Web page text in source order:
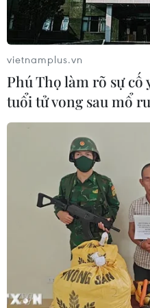
đến sản phẩm giảm cân
tiêm
06/08/2026 07:05
Người dân không sử
giảm cân không rõ nguồn
được cấp phép
06/08/2026 04:22
Công nghệ
nâng cao năng lực phẫu
chuyên sâu tại Bệnh
06/08/2026 02:13
Cứu nạn thành công 30
vietnamplus.vn
Phú Thọ làm rõ sự
tuổi tử vong sau mổ